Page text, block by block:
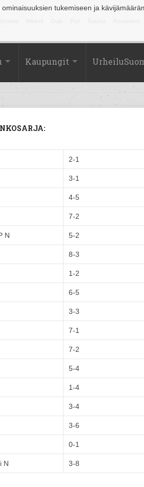
tukemiseen ja
Kaupungit
2-1
3-1
4-5
7-2
N 5-2
8-3
1-2
6-5
3-3
7-1
7-2
5-4
1-4
3-4
3-6
0-1
N 3-8